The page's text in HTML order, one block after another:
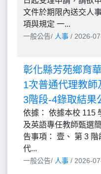
文件於期限內送交人
項與規定 一...
一般公告/ 人事 / 2026-
彰化縣芳苑鄉育
1次普通代理教師
3階段-4錄取結果
依據： 依據本校 115
及英語專任教師甄選
告事項： 壹、 第 3
代...
一般公告/ 人事 / 2026-